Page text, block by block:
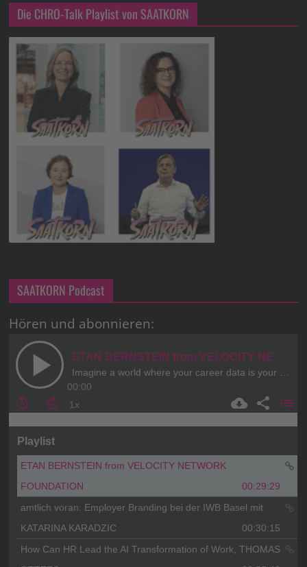
Die CHRO-Talk Playlist von SAATKORN
SAATKORN Podcast
Hören und abonnieren: